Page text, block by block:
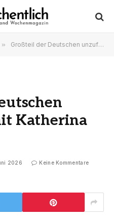
» Großteil der Deutschen unzufrieden mit Katherina Reiche
Katherina
2026 Keine Kommentare